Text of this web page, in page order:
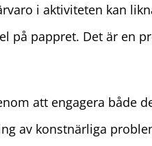
i aktiviteten kan
på pappret. Det är en
att engagera både
av konstnärliga